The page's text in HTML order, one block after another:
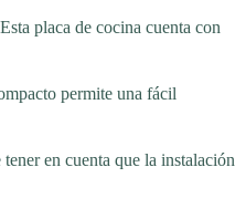
placa de cocina cuenta con
permite una fácil
en cuenta que la instalación